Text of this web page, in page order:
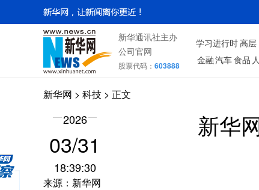
新华通讯社主办
公司官网
股票代码： 603888
学习进行时 高层
金融 汽车 食品
新华网 > 科技 > 正文
2026
03/31
18:39:30
来源：新华网
新华